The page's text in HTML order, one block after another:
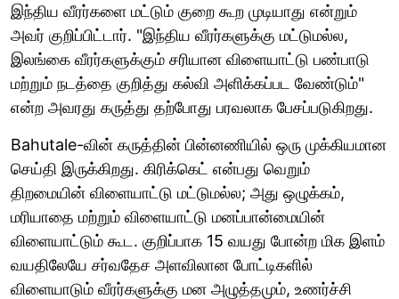
இந்திய வீரர்களை மட்டும் குறை கூற முடியாது என்றும்
அவர் குறிப்பிட்டார். "இந்திய வீரர்களுக்கு மட்டுமல்ல,
இலங்கை வீரர்களுக்கும் சரியான விளையாட்டு பண்பாடு
மற்றும் நடத்தை குறித்து கல்வி அளிக்கப்பட வேண்டும்"
என்ற அவரது கருத்து தற்போது பரவலாக பேசப்படுகிறது.
Bahutale-வின் கருத்தின் பின்னணியில் ஒரு முக்கியமான
செய்தி இருக்கிறது. கிரிக்கெட் என்பது வெறும்
திறமையின் விளையாட்டு மட்டுமல்ல; அது ஒழுக்கம்,
மரியாதை மற்றும் விளையாட்டு மனப்பான்மையின்
விளையாட்டும் கூட. குறிப்பாக 15 வயது போன்ற மிக இளம்
வயதிலேயே சர்வதேச அளவிலான போட்டிகளில்
விளையாடும் வீரர்களுக்கு மன அழுத்தமும், உணர்ச்சி